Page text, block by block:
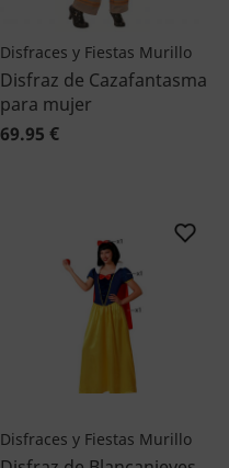
Disfraces y Fiestas Murillo
Disfraz de Cazafantasma
para mujer
69.95 €
Disfraces y Fiestas Murillo